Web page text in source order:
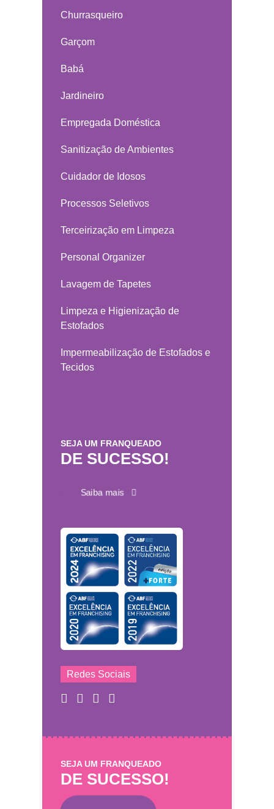
Churrasqueiro
Garçom
Babá
Jardineiro
Empregada Doméstica
Sanitização de Ambientes
Cuidador de Idosos
Processos Seletivos
Terceirização em Limpeza
Personal Organizer
Lavagem de Tapetes
Limpeza e Higienização de
Estofados
Impermeabilização de Estofados e
Tecidos
SEJA UM FRANQUEADO
DE SUCESSO!
Saiba mais
Redes Sociais
SEJA UM FRANQUEADO
DE SUCESSO!